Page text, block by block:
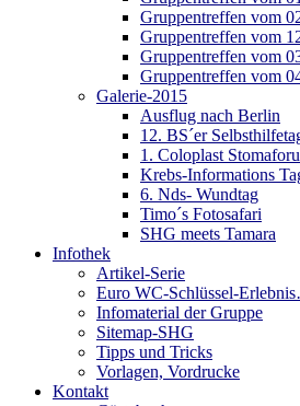
Gruppentreffen vom
Gruppentreffen vom
Gruppentreffen vom
Gruppentreffen vom
Galerie-2015
Ausflug nach Berlin
12. BS´er
1. Coloplast
Krebs-Informations
6. Nds- Wundtag
Timo´s Fotosafari
SHG meets Tamara
Infothek
Artikel-Serie
Euro WC-Schlüssel-
Infomaterial der Gruppe
Sitemap-SHG
Tipps und Tricks
Vorlagen, Vordrucke
Kontakt